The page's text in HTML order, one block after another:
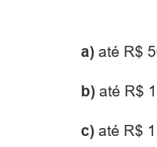
a) até R$
b) até R$
c) até R$